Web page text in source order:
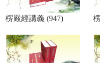
楞嚴經講義 (947)